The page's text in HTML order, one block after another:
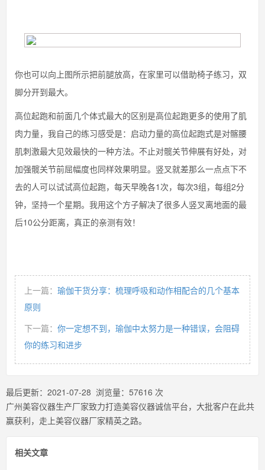
你也可以向上图所示把前腿放高，在家里可以借助椅子练习，双
脚分开到最大。
高位起跑和前面几个体式最大的区别是高位起跑更多的使用了肌
肉力量，我自己的练习感受是：启动力量的高位起跑式是对髂腰
肌刺激最大见效最快的一种方法。不止对髋关节伸展有好处，对
加强髋关节前屈幅度也同样效果明显。竖叉就差那么一点点下不
去的人可以试试高位起跑，每天早晚各1次，每次3组，每组2分
钟，坚持一个星期。我用这个方子解决了很多人竖叉离地面的最
后10公分距离，真正的亲测有效！
上一篇： 瑜伽干货分享：梳理呼吸和动作相配合的几个基本
原则
下一篇： 你一定想不到，瑜伽中太努力是一种错误，会阻碍
你的练习和进步
最后更新： 2021-07-28 浏览量： 57616 次
广州美容仪器生产厂家致力打造美容仪器诚信平台，大批客户在此共
赢获利，走上美容仪器厂家精英之路。
相关文章